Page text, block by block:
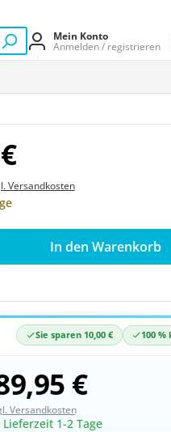
Mein Konto
Anmelden / registrieren
Versandkosten
Gib den
In den Warenkorb
Sie sparen 10,00 € 100
€
Versandkosten
1-2 Tage